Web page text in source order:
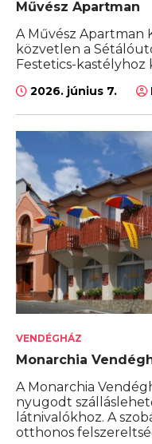
Művész Apartman
A Művész Apartman
közvetlen a
Festetics-kastélyhoz
2026. június 7.
VENDÉGHÁZ
Monarchia
A Monarchia
nyugodt
látnivalókhoz. A
otthonos